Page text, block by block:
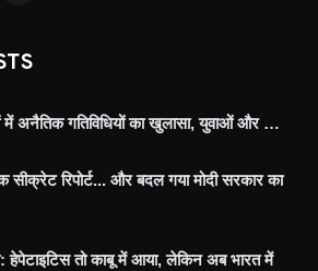
में अनैतिक गतिविधियों का खुलासा, युवाओं और …
रिपोर्ट... और बदल गया मोदी सरकार का
हेपेटाइटिस तो काबू में आया, लेकिन अब भारत में